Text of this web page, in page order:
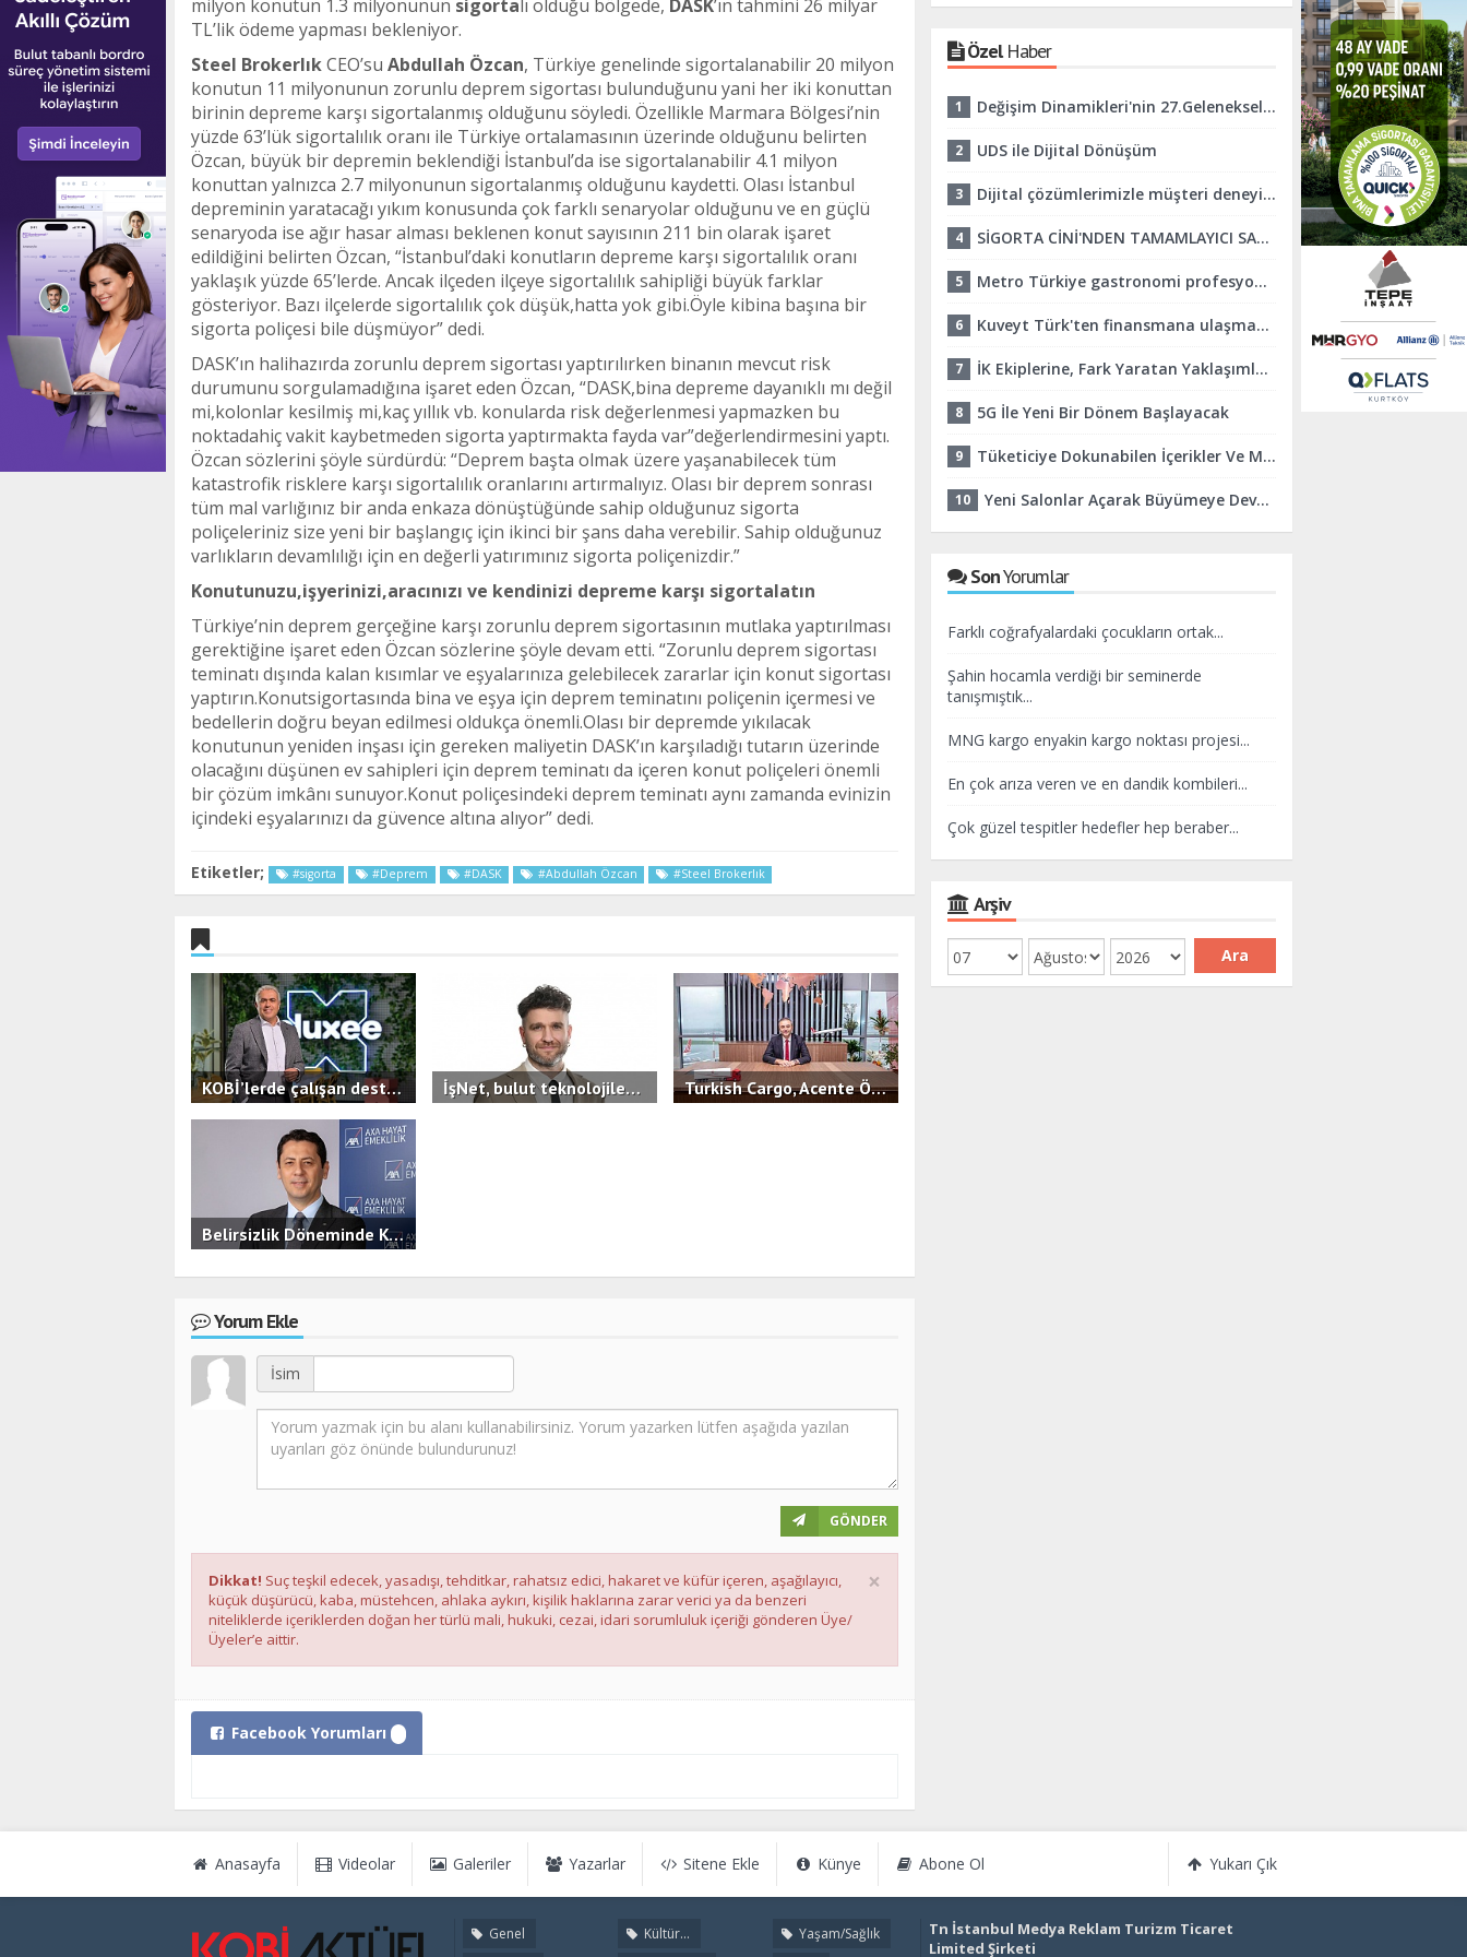
milyon konutun 1.3 milyonunun sigortalı olduğu bölgede, DASK’ın tahmini 26 milyar
TL’lik ödeme yapması bekleniyor.
Steel BrokerlıkCEO’su Abdullah Özcan, Türkiye genelinde sigortalanabilir 20 milyon
konutun 11 milyonunun zorunlu deprem sigortası bulunduğunu yani her iki konuttan
birinin depreme karşı sigortalanmış olduğunu söyledi. Özellikle Marmara Bölgesi’nin
yüzde 63’lük sigortalılık oranı ile Türkiye ortalamasının üzerinde olduğunu belirten
Özcan, büyük bir depremin beklendiği İstanbul’da ise sigortalanabilir 4.1 milyon
konuttan yalnızca 2.7 milyonunun sigortalanmış olduğunu kaydetti. Olası İstanbul
depreminin yaratacağı yıkım konusunda çok farklı senaryolar olduğunu ve en güçlü
senaryoda ise ağır hasar alması beklenen konut sayısının 211 bin olarak işaret
edildiğini belirten Özcan, “İstanbul’daki konutların depreme karşı sigortalılık oranı
yaklaşık yüzde 65’lerde. Ancak ilçeden ilçeye sigortalılık sahipliği büyük farklar
gösteriyor. Bazı ilçelerde sigortalılık çok düşük,hatta yok gibi.Öyle kibina başına bir
sigorta poliçesi bile düşmüyor” dedi.
DASK’ın halihazırda zorunlu deprem sigortası yaptırılırken binanın mevcut risk
durumunu sorgulamadığına işaret eden Özcan, “DASK,bina depreme dayanıklı mı değil
mi,kolonlar kesilmiş mi,kaç yıllık vb. konularda risk değerlenmesi yapmazken bu
noktadahiç vakit kaybetmeden sigorta yaptırmakta fayda var”değerlendirmesini yaptı.
Özcan sözlerini şöyle sürdürdü: “Deprem başta olmak üzere yaşanabilecek tüm
katastrofik risklere karşı sigortalılık oranlarını artırmalıyız. Olası bir deprem sonrası
tüm mal varlığınız bir anda enkaza dönüştüğünde sahip olduğunuz sigorta
poliçeleriniz size yeni bir başlangıç için ikinci bir şans daha verebilir. Sahip olduğunuz
varlıkların devamlılığı için en değerli yatırımınız sigorta poliçenizdir.”
Konutunuzu,işyerinizi,aracınızı ve kendinizi depreme karşı sigortalatın
Türkiye’nin deprem gerçeğine karşı zorunlu deprem sigortasının mutlaka yaptırılması
gerektiğine işaret eden Özcan sözlerine şöyle devam etti. “Zorunlu deprem sigortası
teminatı dışında kalan kısımlar ve eşyalarınıza gelebilecek zararlar için konut sigortası
yaptırın.Konutsigortasında bina ve eşya için deprem teminatını poliçenin içermesi ve
bedellerin doğru beyan edilmesi oldukça önemli.Olası bir depremde yıkılacak
konutunun yeniden inşası için gereken maliyetin DASK’ın karşıladığı tutarın üzerinde
olacağını düşünen ev sahipleri için deprem teminatı da içeren konut poliçeleri önemli
bir çözüm imkânı sunuyor.Konut poliçesindeki deprem teminatı aynı zamanda evinizin
içindeki eşyalarınızı da güvence altına alıyor” dedi.
Etiketler; #sigorta #Deprem #DASK #Abdullah Özcan #Steel Brokerlık
KOBİ’lerde çalışan destekleri ön plana çıkıyor,yan hak kullanımı çeşitleniyor.
2.3B 0
İşNet, bulut teknolojilerinde KOBİ'lere hızlı, güvenilir ve öngörülebilir maliyet avantajı sunan yeni hizmeti bluutyKonfor'u duyurdu. Turkish Cargo, Acente Ödül Töreni’nde İş Ortaklarıyla Bir Araya Geldi
Belirsizlik Döneminde KOBİ’ler İçin Finansal Güvence
Yorum Ekle
İsim
GÖNDER
×
Dikkat! Suç teşkil edecek, yasadışı, tehditkar, rahatsız edici, hakaret ve küfür içeren, aşağılayıcı,
küçük düşürücü, kaba, müstehcen, ahlaka aykırı, kişilik haklarına zarar verici ya da benzeri
niteliklerde içeriklerden doğan her türlü mali, hukuki, cezai, idari sorumluluk içeriği gönderen Üye/
Üyeler’e aittir.
Facebook Yorumları
ÖzelHaber
1 Değişim Dinamikleri'nin 27.Geleneksel İftar Programı Gerçekleşti.
2 UDS ile Dijital Dönüşüm
3 Dijital çözümlerimizle müşteri deneyimini mükemmelleştirmeye odaklanıyoruz
4 SİGORTA CİNİ'NDEN TAMAMLAYICI SAĞLIK SİGORTASINDA KOLAYLIK
5 Metro Türkiye gastronomi profesyonellerini ve sektörü desteklemeye devam ediyor
6 Kuveyt Türk'ten finansmana ulaşmada online finans sistemi kolaylığı
7 İK Ekiplerine, Fark Yaratan Yaklaşımlar Geliştirmeleri İçin Destek Oluyoruz
8 5G İle Yeni Bir Dönem Başlayacak
9 Tüketiciye Dokunabilen İçerikler Ve Marka Yaklaşımları Yaratmaya Odaklanıyoruz
10 Yeni Salonlar Açarak Büyümeye Devam Edeceğiz
SonYorumlar
Farklı coğrafyalardaki çocukların ortak...
Şahin hocamla verdiği bir seminerde
tanışmıştık...
MNG kargo enyakin kargo noktası projesi...
En çok arıza veren ve en dandik kombileri...
Çok güzel tespitler hedefler hep beraber...
Arşiv
Ara
Anasayfa Videolar Galeriler Yazarlar Sitene Ekle Künye Abone Ol Yukarı Çık
Genel Kültür... Yaşam/Sağlık
Tn İstanbul Medya Reklam Turizm Ticaret
Limited Şirketi